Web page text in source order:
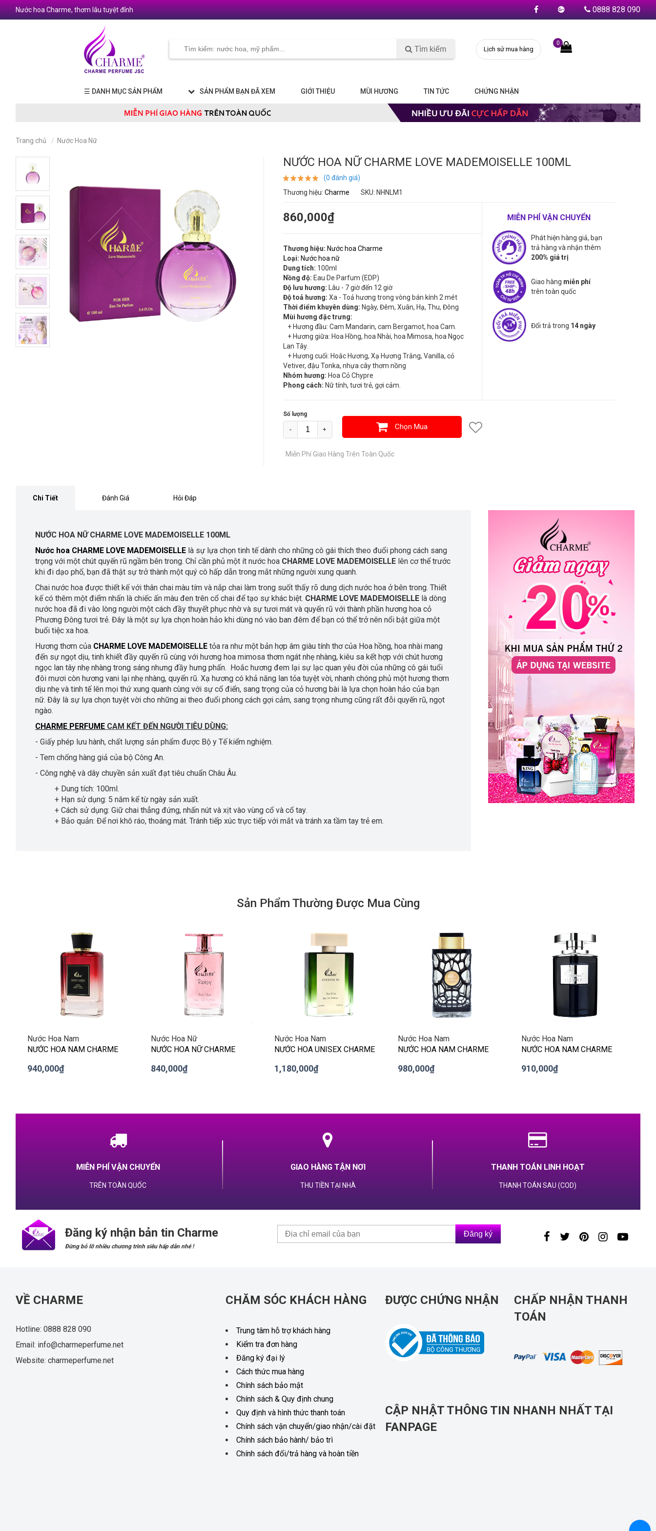
Nước hoa Charme, thơm lâu tuyệt đỉnh 0888 828 090
Tìm kiếm Lịch sử mua hàng
0
☰ DANH MỤC SẢN PHẨM SẢN PHẨM BẠN ĐÃ XEM GIỚI THIỆU MÙI HƯƠNG TIN TỨC CHỨNG NHẬN
Trang chủ Nước Hoa Nữ
NƯỚC HOA NỮ CHARME LOVE MADEMOISELLE 100ML
(0 đánh giá)
Thương hiệu: Charme SKU: NHNLM1
860,000₫ MIỄN PHÍ VẬN CHUYỂN
Phát hiện hàng giả, bạn
trả hàng và nhận thêm
200% giá trị
Giao hàng miễn phí
trên toàn quốc
Đổi trả trong 14 ngày
Thương hiệu: Nước hoa Charme
Loại: Nước hoa nữ
Dung tích: 100ml
Nồng độ: Eau De Parfum (EDP)
Độ lưu hương: Lâu - 7 giờ đến 12 giờ
Độ toả hương: Xa - Toả hương trong vòng bán kính 2 mét
Thời điểm khuyên dùng: Ngày, Đêm, Xuân, Hạ, Thu, Đông
Mùi hương đặc trưng:
+ Hương đầu: Cam Mandarin, cam Bergamot, hoa Cam.
+ Hương giữa: Hoa Hồng, hoa Nhài, hoa Mimosa, hoa Ngọc
Lan Tây.
+ Hương cuối: Hoắc Hương, Xạ Hương Trắng, Vanilla, cỏ
Vetiver, đậu Tonka, nhựa cây thơm nồng
Nhóm hương: Hoa Cỏ Chypre
Phong cách: Nữ tính, tươi trẻ, gợi cảm.
Số lượng
Chọn Mua
Miễn Phí Giao Hàng Trên Toàn Quốc
Chi Tiết Đánh Giá Hỏi Đáp
NƯỚC HOA NỮ CHARME LOVE MADEMOISELLE 100ML
Nước hoa CHARME LOVE MADEMOISELLE là sự lựa chọn tinh tế dành cho những cô gái thích theo đuổi phong cách sang
trọng với một chút quyến rũ ngầm bên trong. Chỉ cần phủ một ít nước hoa CHARME LOVE MADEMOISELLE lên cơ thể trước
khi đi dạo phố, bạn đã thật sự trở thành một quý cô hấp dẫn trong mắt những người xung quanh.
Chai nước hoa được thiết kế với thân chai màu tím và nắp chai làm trong suốt thấy rõ dung dịch nước hoa ở bên trong. Thiết
kế có thêm một điểm nhấn là chiếc ấn màu đen trên cổ chai để tạo sự khác biệt. CHARME LOVE MADEMOISELLE là dòng
nước hoa đã đi vào lòng người một cách đầy thuyết phục nhờ và sự tươi mát và quyến rũ với thành phần hương hoa cỏ
Phương Đông tươi trẻ. Đây là một sự lựa chọn hoàn hảo khi dùng nó vào ban đêm để bạn có thể trở nên nổi bật giữa một
buổi tiệc xa hoa.
Hương thơm của CHARME LOVE MADEMOISELLE tỏa ra như một bản hợp âm giàu tính thơ của Hoa hồng, hoa nhài mang
đến sự ngọt dịu, tinh khiết đầy quyến rũ cùng với hương hoa mimosa thơm ngát nhẹ nhàng, kiêu sa kết hợp với chút hương
ngọc lan tây nhẹ nhàng trong sáng nhưng đầy hưng phấn. Hoắc hương đem lại sự lạc quan yêu đời của những cô gái tuổi
đôi mươi còn hương vani lại nhẹ nhàng, quyến rũ. Xạ hương có khả năng lan tỏa tuyệt vời, nhanh chóng phủ một hương thơm
dịu nhẹ và tinh tế lên mọi thứ xung quanh cùng với sự cổ điển, sang trọng của cỏ hương bài là lựa chọn hoàn hảo của bạn
nữ. Đây là sự lựa chọn tuyệt vời cho những ai theo đuổi phong cách gợi cảm, sang trọng nhưng cũng rất đỗi quyến rũ, ngọt
ngào.
CHARME PERFUME CAM KẾT ĐẾN NGƯỜI TIÊU DÙNG:
- Giấy phép lưu hành, chất lượng sản phẩm được Bộ y Tế kiểm nghiệm.
- Tem chống hàng giả của bộ Công An.
- Công nghệ và dây chuyền sản xuất đạt tiêu chuẩn Châu Âu.
+ Dung tích: 100ml.
+ Hạn sử dụng: 5 năm kể từ ngày sản xuất.
+ Cách sử dụng: Giữ chai thẳng đứng, nhấn nút và xịt vào vùng cổ và cổ tay.
+ Bảo quản: Để nơi khô ráo, thoáng mát. Tránh tiếp xúc trực tiếp với mắt và tránh xa tầm tay trẻ em.
Sản Phẩm Thường Được Mua Cùng
Nước Hoa Nam
NƯỚC HOA NAM CHARME
BẢN MỚI)
940,000₫
Nước Hoa Nữ
NƯỚC HOA NỮ CHARME
840,000₫
Nước Hoa Nam
NƯỚC HOA UNISEX CHARME
1,180,000₫
Nước Hoa Nam
NƯỚC HOA NAM CHARME
MỚI )
980,000₫
Nước Hoa Nam
NƯỚC HOA NAM CHARME
910,000₫
MIỄN PHÍ VẬN CHUYỂN
TRÊN TOÀN QUỐC
GIAO HÀNG TẬN NƠI
THU TIỀN TẠI NHÀ
THANH TOÁN LINH HOẠT
THANH TOÁN SAU (COD)
Đăng ký nhận bản tin Charme
Đừng bỏ lỡ nhiều chương trình siêu hấp dẫn nhé !
Đăng ký
VỀ CHARME
Hotline: 0888 828 090
Email: info@charmeperfume.net
Website: charmeperfume.net
CHĂM SÓC KHÁCH HÀNG
Trung tâm hỗ trợ khách hàng
Kiểm tra đơn hàng
Đăng ký đại lý
Cách thức mua hàng
Chính sách bảo mật
Chính sách & Quy định chung
Quy định và hình thức thanh toán
Chính sách vận chuyển/giao nhận/cài đặt
Chính sách bảo hành/ bảo trì
Chính sách đổi/trả hàng và hoàn tiền
ĐƯỢC CHỨNG NHẬN
CHẤP NHẬN THANH
TOÁN
CẬP NHẬT THÔNG TIN NHANH NHẤT TẠI
FANPAGE